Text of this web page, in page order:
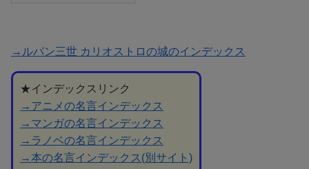
→ルパン三世 カリオストロの城のインデックス
★インデックスリンク
→アニメの名言インデックス
→マンガの名言インデックス
→ラノベの名言インデックス
→本の名言インデックス(別サイト)